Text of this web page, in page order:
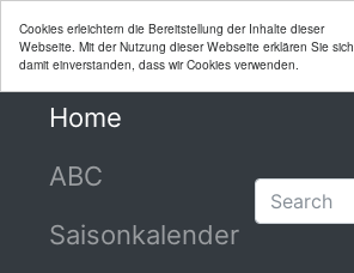
Cookies erleichtern die Bereitstellung der Inhalte dieser
Webseite. Mit der Nutzung dieser Webseite erklären Sie sich
damit einverstanden, dass wir Cookies verwenden.
Home
ABC
Saisonkalender